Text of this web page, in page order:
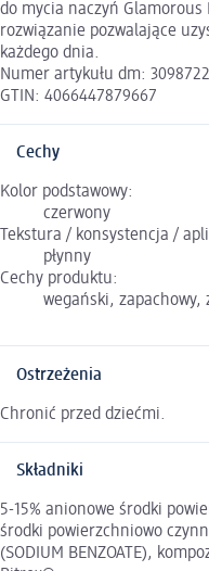
do mycia naczyń
rozwiązanie pozwalające
każdego dnia.
Numer artykułu dm: 3098722
GTIN: 4066447879667
Cechy
Kolor podstawowy:
czerwony
Tekstura / konsystencja /
płynny
Cechy produktu:
wegański,
Ostrzeżenia
Chronić przed dziećmi.
Składniki
5-15% anionowe środki
środki powierzchniowo
(SODIUM BENZOATE),